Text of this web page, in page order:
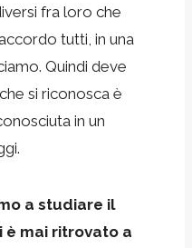
fra loro che
tutti, in una
Quindi deve
si riconosca è
in un
a studiare il
è mai ritrovato a